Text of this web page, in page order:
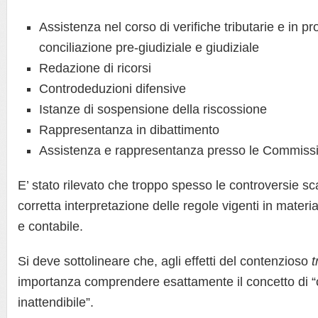
Assistenza nel corso di verifiche tributarie e in
conciliazione pre-giudiziale e giudiziale
Redazione di ricorsi
Controdeduzioni difensive
Istanze di sospensione della riscossione
Rappresentanza in dibattimento
Assistenza e rappresentanza presso le
E’ stato rilevato che troppo spesso le controversie
corretta interpretazione delle regole vigenti in
e contabile.
Si deve sottolineare che, agli effetti del contenzioso
importanza comprendere esattamente il concetto di
inattendibile”.